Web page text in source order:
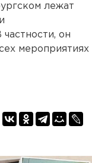
лежат
он
мероприятиях